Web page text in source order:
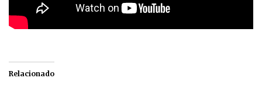
Relacionado